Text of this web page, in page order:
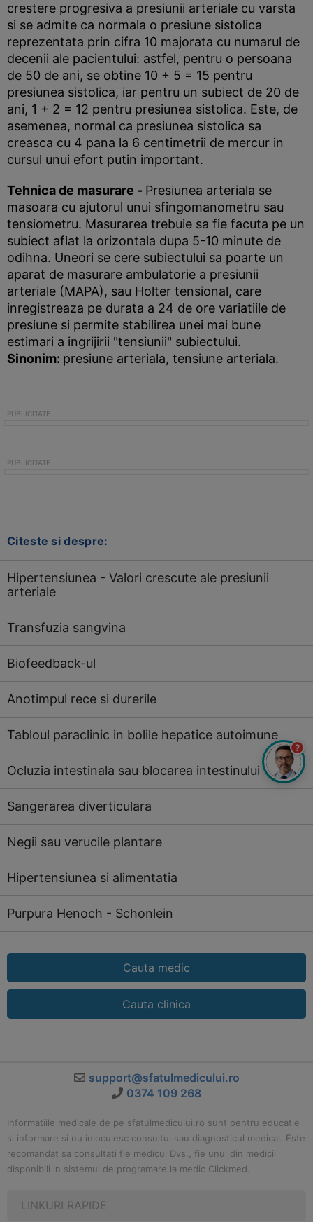
crestere progresiva a presiunii arteriale cu varsta
si se admite ca normala o presiune sistolica
reprezentata prin cifra 10 majorata cu numarul de
decenii ale pacientului: astfel, pentru o persoana
de 50 de ani, se obtine 10 + 5 = 15 pentru
presiunea sistolica, iar pentru un subiect de 20 de
ani, 1 + 2 = 12 pentru presiunea sistolica. Este, de
asemenea, normal ca presiunea sistolica sa
creasca cu 4 pana la 6 centimetrii de mercur in
cursul unui efort putin important.
Tehnica de masurare - Presiunea arteriala se
masoara cu ajutorul unui sfingomanometru sau
tensiometru. Masurarea trebuie sa fie facuta pe un
subiect aflat la orizontala dupa 5-10 minute de
odihna. Uneori se cere subiectului sa poarte un
aparat de masurare ambulatorie a presiunii
arteriale (MAPA), sau Holter tensional, care
inregistreaza pe durata a 24 de ore variatiile de
presiune si permite stabilirea unei mai bune
estimari a ingrijirii "tensiunii" subiectului.
Sinonim: presiune arteriala, tensiune arteriala.
Citeste si despre:
Hipertensiunea - Valori crescute ale presiunii
arteriale
Transfuzia sangvina
Biofeedback-ul
Anotimpul rece si durerile
Tabloul paraclinic in bolile hepatice autoimune
Ocluzia intestinala sau blocarea intestinului
Sangerarea diverticulara
Negii sau verucile plantare
Hipertensiunea si alimentatia
Purpura Henoch - Schonlein
Cauta medic
Cauta clinica
support@sfatulmedicului.ro
0374 109 268
Informatiile medicale de pe sfatulmedicului.ro sunt pentru educatie
si informare si nu inlocuiesc consultul sau diagnosticul medical. Este
recomandat sa consultati fie medicul Dvs., fie unul din medicii
disponibili in sistemul de programare la medic Clickmed.
LINKURI RAPIDE
?